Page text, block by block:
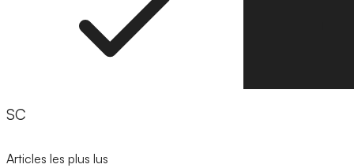
SC
Articles les plus lus